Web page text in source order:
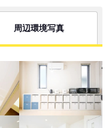
周辺環境写真